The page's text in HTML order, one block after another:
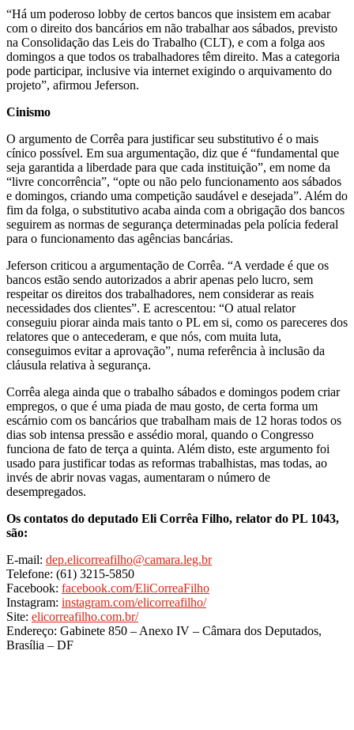
“Há um poderoso lobby de certos bancos que insistem em acabar
com o direito dos bancários em não trabalhar aos sábados, previsto
na Consolidação das Leis do Trabalho (CLT), e com a folga aos
domingos a que todos os trabalhadores têm direito. Mas a categoria
pode participar, inclusive via internet exigindo o arquivamento do
projeto”, afirmou Jeferson.
Cinismo
O argumento de Corrêa para justificar seu substitutivo é o mais
cínico possível. Em sua argumentação, diz que é “fundamental que
seja garantida a liberdade para que cada instituição”, em nome da
“livre concorrência”, “opte ou não pelo funcionamento aos sábados
e domingos, criando uma competição saudável e desejada”. Além do
fim da folga, o substitutivo acaba ainda com a obrigação dos bancos
seguirem as normas de segurança determinadas pela polícia federal
para o funcionamento das agências bancárias.
Jeferson criticou a argumentação de Corrêa. “A verdade é que os
bancos estão sendo autorizados a abrir apenas pelo lucro, sem
respeitar os direitos dos trabalhadores, nem considerar as reais
necessidades dos clientes”. E acrescentou: “O atual relator
conseguiu piorar ainda mais tanto o PL em si, como os pareceres dos
relatores que o antecederam, e que nós, com muita luta,
conseguimos evitar a aprovação”, numa referência à inclusão da
cláusula relativa à segurança.
Corrêa alega ainda que o trabalho sábados e domingos podem criar
empregos, o que é uma piada de mau gosto, de certa forma um
escárnio com os bancários que trabalham mais de 12 horas todos os
dias sob intensa pressão e assédio moral, quando o Congresso
funciona de fato de terça a quinta. Além disto, este argumento foi
usado para justificar todas as reformas trabalhistas, mas todas, ao
invés de abrir novas vagas, aumentaram o número de
desempregados.
Os contatos do deputado Eli Corrêa Filho, relator do PL 1043,
são:
E-mail: dep.elicorreafilho@camara.leg.br
Telefone: (61) 3215-5850
Facebook: facebook.com/EliCorreaFilho
Instagram: instagram.com/elicorreafilho/
Site: elicorreafilho.com.br/
Endereço: Gabinete 850 – Anexo IV – Câmara dos Deputados,
Brasília – DF